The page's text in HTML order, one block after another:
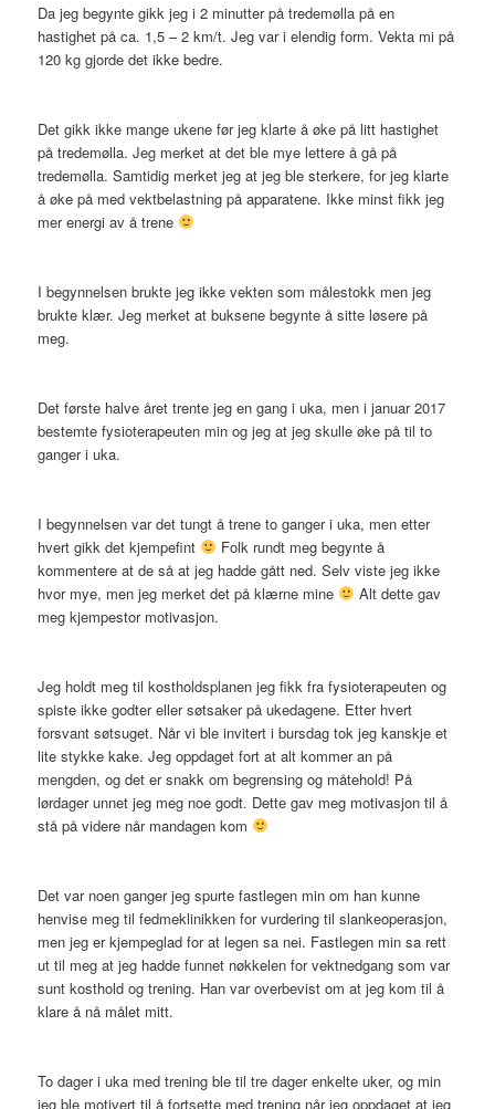
Da jeg begynte gikk jeg i 2 minutter på tredemølla på en
hastighet på ca. 1,5 – 2 km/t. Jeg var i elendig form. Vekta mi på
120 kg gjorde det ikke bedre.
Det gikk ikke mange ukene før jeg klarte å øke på litt hastighet
på tredemølla. Jeg merket at det ble mye lettere å gå på
tredemølla. Samtidig merket jeg at jeg ble sterkere, for jeg klarte
å øke på med vektbelastning på apparatene. Ikke minst fikk jeg
mer energi av å trene
I begynnelsen brukte jeg ikke vekten som målestokk men jeg
brukte klær. Jeg merket at buksene begynte å sitte løsere på
meg.
Det første halve året trente jeg en gang i uka, men i januar 2017
bestemte fysioterapeuten min og jeg at jeg skulle øke på til to
ganger i uka.
I begynnelsen var det tungt å trene to ganger i uka, men etter
hvert gikk det kjempefint
Folk rundt meg begynte å
kommentere at de så at jeg hadde gått ned. Selv viste jeg ikke
hvor mye, men jeg merket det på klærne mine
Alt dette gav
meg kjempestor motivasjon.
Jeg holdt meg til kostholdsplanen jeg fikk fra fysioterapeuten og
spiste ikke godter eller søtsaker på ukedagene. Etter hvert
forsvant søtsuget. Når vi ble invitert i bursdag tok jeg kanskje et
lite stykke kake. Jeg oppdaget fort at alt kommer an på
mengden, og det er snakk om begrensing og måtehold! På
lørdager unnet jeg meg noe godt. Dette gav meg motivasjon til å
stå på videre når mandagen kom
Det var noen ganger jeg spurte fastlegen min om han kunne
henvise meg til fedmeklinikken for vurdering til slankeoperasjon,
men jeg er kjempeglad for at legen sa nei. Fastlegen min sa rett
ut til meg at jeg hadde funnet nøkkelen for vektnedgang som var
sunt kosthold og trening. Han var overbevist om at jeg kom til å
klare å nå målet mitt.
To dager i uka med trening ble til tre dager enkelte uker, og min
jeg ble motivert til å fortsette med trening når jeg oppdaget at jeg